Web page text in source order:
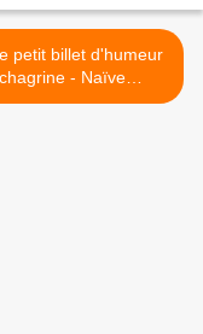
petit billet d'humeur
chagrine - Naïve
- Passer du "